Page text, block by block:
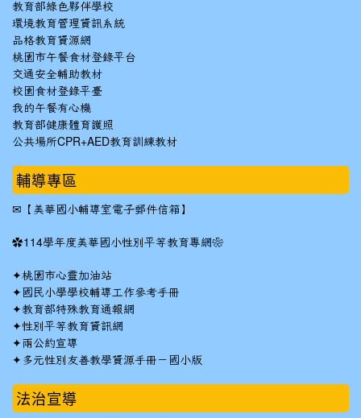
教育部綠色夥伴學校
環境教育管理資訊系統
品格教育資源網
桃園市午餐食材登錄平台
交通安全輔助教材
校園食材登錄平臺
我的午餐有心機
教育部健康體育護照
公共場所CPR+AED教育訓練教材
輔導專區
✉ 【美華國小輔導室電子郵件信箱】
✿114學年度美華國小性別平等教育專網❀
✦桃園市心靈加油站
✦ 國民小學學校輔導工作參考手冊
✦教育部特殊教育通報網
✦性別平等教育資訊網
✦兩公約宣導
✦ 多元性別友善教學資源手冊－國小版
法治宣導